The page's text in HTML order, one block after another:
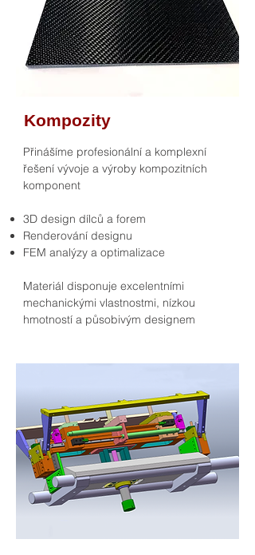
Kompozity
Přinášíme profesionální a komplexní
řešení vývoje a výroby kompozitních
komponent
3D design dílců a forem
Renderování designu
FEM analýzy a optimalizace
Materiál disponuje excelentními
mechanickými vlastnostmi, nízkou
hmotností a působivým designem